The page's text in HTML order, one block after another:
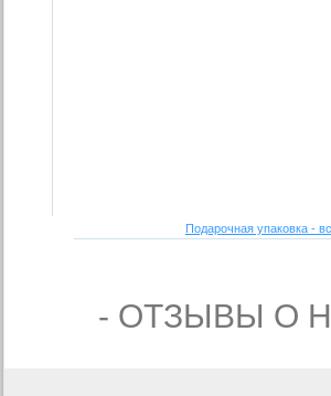
Подарочная упаковка -
- ОТЗЫВЫ О